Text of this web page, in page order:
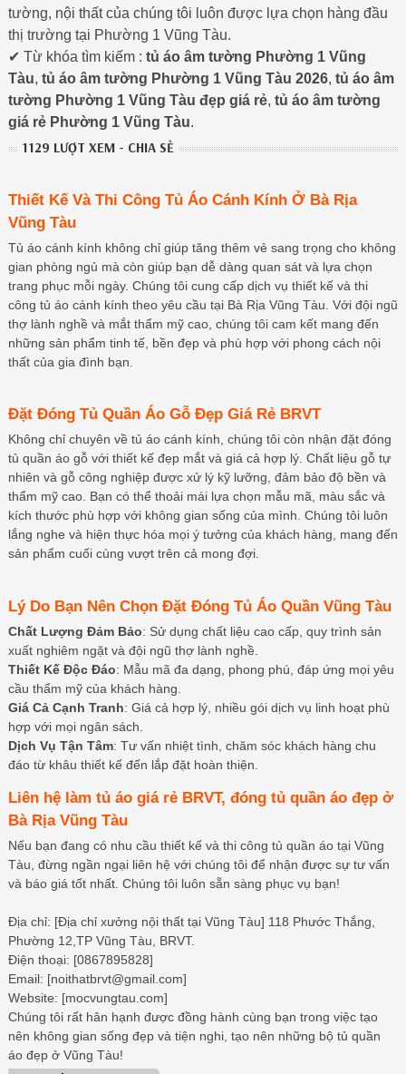
tường, nội thất của chúng tôi luôn được lựa chọn hàng đầu
thị trường tại Phường 1 Vũng Tàu.
✔ Từ khóa tìm kiếm : tủ áo âm tường Phường 1 Vũng
Tàu, tủ áo âm tường Phường 1 Vũng Tàu 2026, tủ áo âm
tường Phường 1 Vũng Tàu đẹp giá rẻ, tủ áo âm tường
giá rẻ Phường 1 Vũng Tàu.
1129 LƯỢT XEM - CHIA SẺ
Thiết Kế Và Thi Công Tủ Áo Cánh Kính Ở Bà Rịa
Vũng Tàu
Tủ áo cánh kính không chỉ giúp tăng thêm vẻ sang trọng cho không
gian phòng ngủ mà còn giúp bạn dễ dàng quan sát và lựa chọn
trang phục mỗi ngày. Chúng tôi cung cấp dịch vụ thiết kế và thi
công tủ áo cánh kính theo yêu cầu tại Bà Rịa Vũng Tàu. Với đội ngũ
thợ lành nghề và mắt thẩm mỹ cao, chúng tôi cam kết mang đến
những sản phẩm tinh tế, bền đẹp và phù hợp với phong cách nội
thất của gia đình bạn.
Đặt Đóng Tủ Quần Áo Gỗ Đẹp Giá Rẻ BRVT
Không chỉ chuyên về tủ áo cánh kính, chúng tôi còn nhận đặt đóng
tủ quần áo gỗ với thiết kế đẹp mắt và giá cả hợp lý. Chất liệu gỗ tự
nhiên và gỗ công nghiệp được xử lý kỹ lưỡng, đảm bảo độ bền và
thẩm mỹ cao. Bạn có thể thoải mái lựa chọn mẫu mã, màu sắc và
kích thước phù hợp với không gian sống của mình. Chúng tôi luôn
lắng nghe và hiện thực hóa mọi ý tưởng của khách hàng, mang đến
sản phẩm cuối cùng vượt trên cả mong đợi.
Lý Do Bạn Nên Chọn Đặt Đóng Tủ Áo Quần Vũng Tàu
Chất Lượng Đảm Bảo: Sử dụng chất liệu cao cấp, quy trình sản
xuất nghiêm ngặt và đội ngũ thợ lành nghề.
Thiết Kế Độc Đáo: Mẫu mã đa dạng, phong phú, đáp ứng mọi yêu
cầu thẩm mỹ của khách hàng.
Giá Cả Cạnh Tranh: Giá cả hợp lý, nhiều gói dịch vụ linh hoạt phù
hợp với mọi ngân sách.
Dịch Vụ Tận Tâm: Tư vấn nhiệt tình, chăm sóc khách hàng chu
đáo từ khâu thiết kế đến lắp đặt hoàn thiện.
Liên hệ làm tủ áo giá rẻ BRVT, đóng tủ quần áo đẹp ở
Bà Rịa Vũng Tàu
Nếu bạn đang có nhu cầu thiết kế và thi công tủ quần áo tại Vũng
Tàu, đừng ngần ngại liên hệ với chúng tôi để nhận được sự tư vấn
và báo giá tốt nhất. Chúng tôi luôn sẵn sàng phục vụ bạn!
Địa chỉ: [Địa chỉ xưởng nội thất tại Vũng Tàu] 118 Phước Thắng,
Phường 12,TP Vũng Tàu, BRVT.
Điện thoại: [0867895828]
Email: [noithatbrvt@gmail.com]
Website: [mocvungtau.com]
Chúng tôi rất hân hạnh được đồng hành cùng bạn trong việc tạo
nên không gian sống đẹp và tiện nghi, tạo nên những bộ tủ quần
áo đẹp ở Vũng Tàu!